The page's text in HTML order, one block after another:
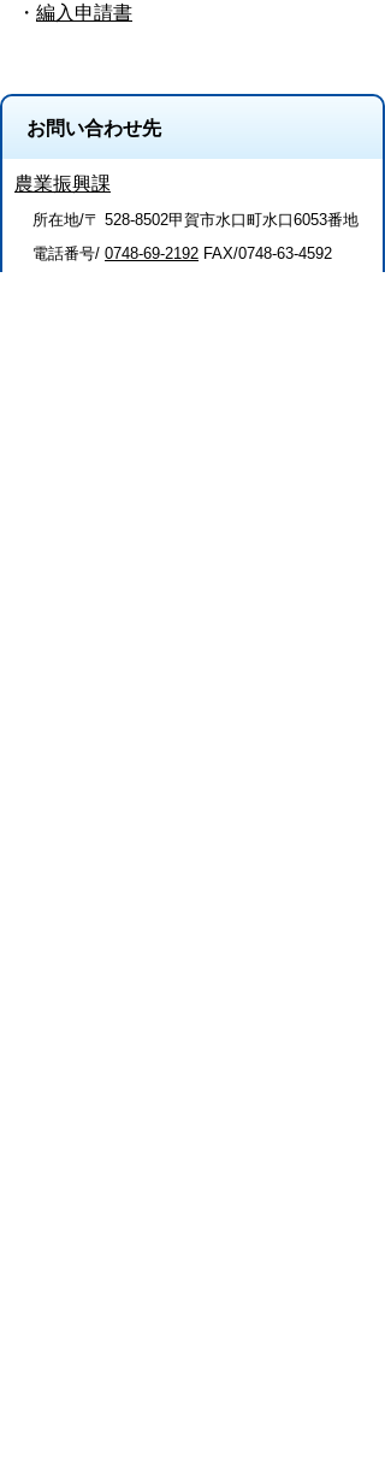
・ 編入申請書
お問い合わせ先
農業振興課
所在地/〒 528-8502甲賀市水口町水口6053番地
電話番号/ 0748-69-2192 FAX/0748-63-4592